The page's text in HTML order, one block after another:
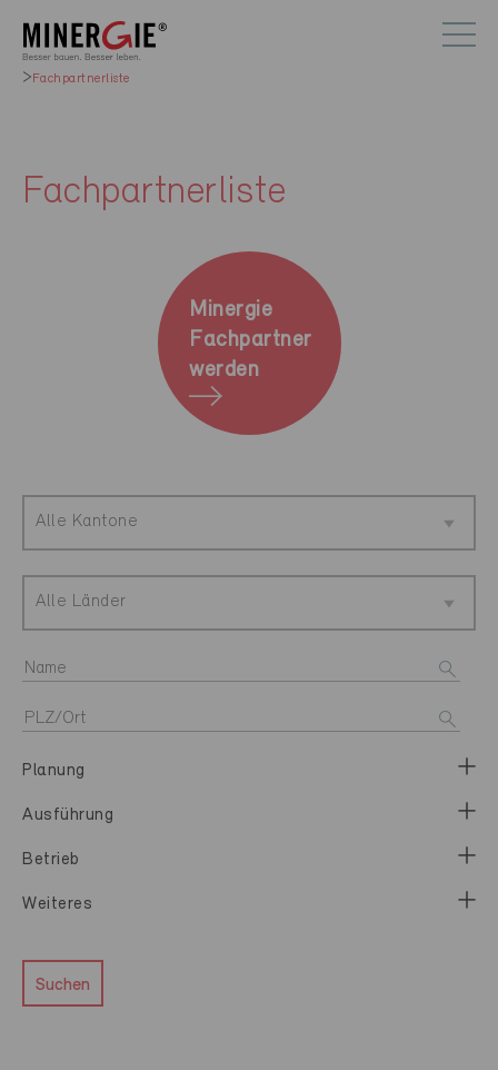
Fachpartnerliste
Fachpartnerliste
Minergie
Fachpartner
werden
Alle Kantone
Alle Länder
Planung
Ausführung
Betrieb
Weiteres
Suchen